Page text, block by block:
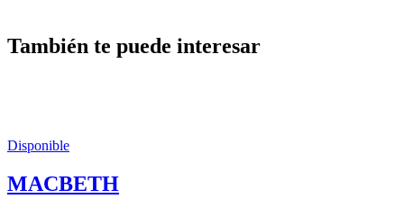
También te puede interesar
Disponible
MACBETH